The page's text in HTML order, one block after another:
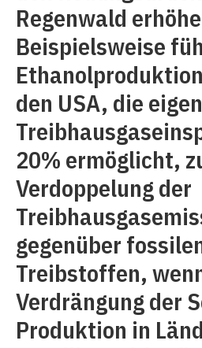
Regenwald
Beispielsweise
den USA, die
20% ermöglicht,
Verdoppelung der
gegenüber
Treibstoffen,
Verdrängung der
Produktion in